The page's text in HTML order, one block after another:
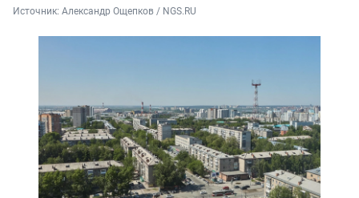
Источник: Александр Ощепков / NGS.RU